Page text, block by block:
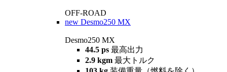
OFF-ROAD
new Desmo250 MX
Desmo250 MX
44.5 ps 最高出力
2.9 kgm 最大トルク